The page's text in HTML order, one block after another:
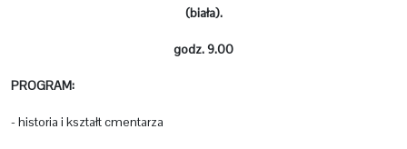
(biała).
godz. 9.00
PROGRAM:
- historia i kształt cmentarza